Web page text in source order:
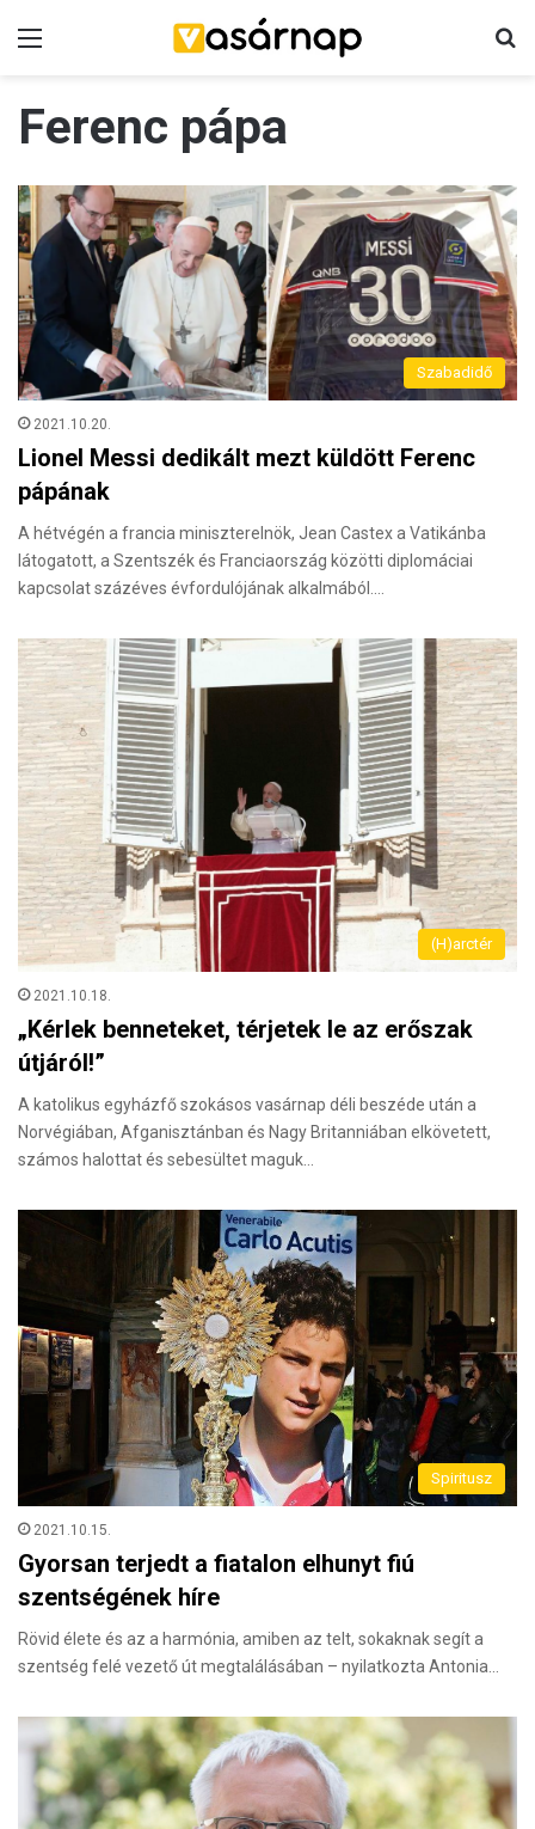
Ferenc pápa
Szabadidő
2021.10.20.
Lionel Messi dedikált mezt küldött Ferenc
pápának
A hétvégén a francia miniszterelnök, Jean Castex a Vatikánba
látogatott, a Szentszék és Franciaország közötti diplomáciai
kapcsolat százéves évfordulójának alkalmából.…
(H)arctér
2021.10.18.
„Kérlek benneteket, térjetek le az erőszak
útjáról!”
A katolikus egyházfő szokásos vasárnap déli beszéde után a
Norvégiában, Afganisztánban és Nagy Britanniában elkövetett,
számos halottat és sebesültet maguk…
Spiritusz
2021.10.15.
Gyorsan terjedt a fiatalon elhunyt fiú
szentségének híre
Rövid élete és az a harmónia, amiben az telt, sokaknak segít a
szentség felé vezető út megtalálásában – nyilatkozta Antonia…